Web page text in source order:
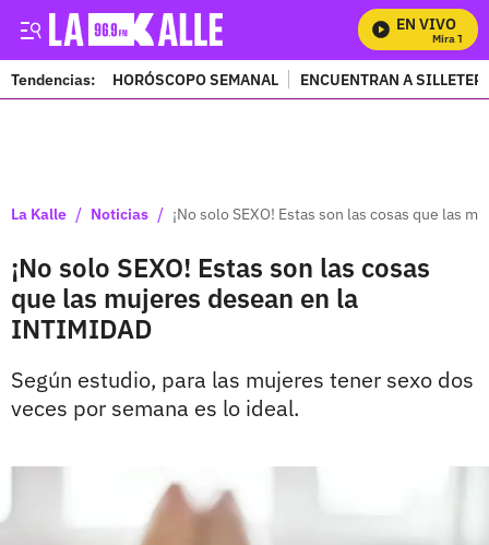
EN VIVO
Mira Todos
Tendencias: HORÓSCOPO SEMANAL ENCUENTRAN A
La Kalle / Noticias / ¡No solo SEXO! Estas son las cosas que las
¡No solo SEXO! Estas son las cosas
que las mujeres desean en la
INTIMIDAD
Según estudio, para las mujeres tener sexo dos
veces por semana es lo ideal.